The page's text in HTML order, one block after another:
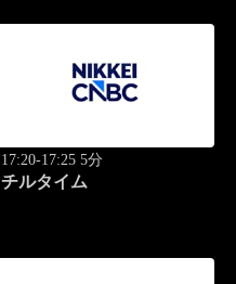
17:20-17:25 5分
チルタイム